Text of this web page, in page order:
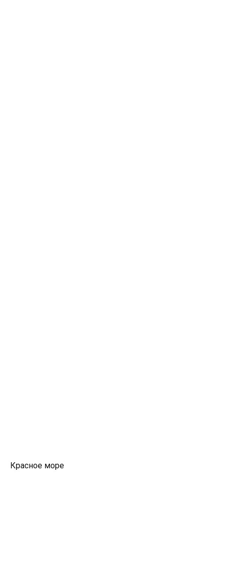
Красное море